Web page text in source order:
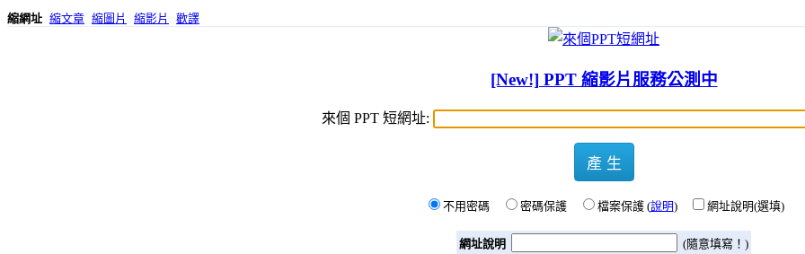
縮網址 縮文章 縮圖片 縮影片 歡譯
[New!] PPT 縮影片服務公測中
來個 PPT 短網址:
產 生
不用密碼 密碼保護 檔案保護 (說明) 網址說明(選填)
網址說明 (隨意填寫！)